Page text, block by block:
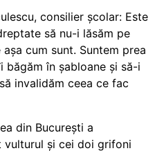
consilier școlar: Este
să nu-i lăsăm pe
cum sunt. Suntem prea
băgăm în șabloane și să-i
invalidăm ceea ce fac
din București a
vulturul și cei doi grifoni